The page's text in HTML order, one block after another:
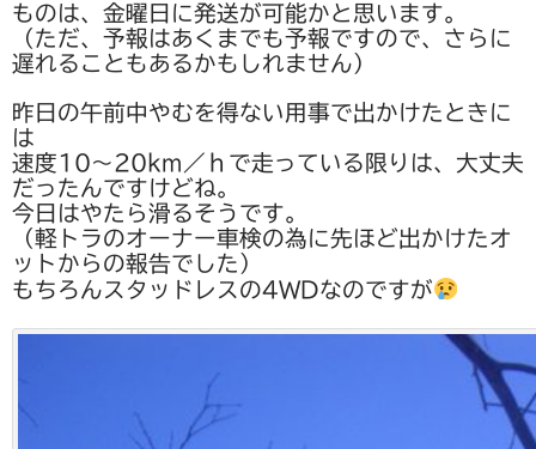
お問い合わせ
送料について
ものは、金曜日に発送が可能かと思います。
（ただ、予報はあくまでも予報ですので、さらに
遅れることもあるかもしれません）
昨日の午前中やむを得ない用事で出かけたときに
は
速度10～20km／ｈで走っている限りは、大丈夫
だったんですけどね。
今日はやたら滑るそうです。
（軽トラのオーナー車検の為に先ほど出かけたオ
ットからの報告でした）
もちろんスタッドレスの4WDなのですが